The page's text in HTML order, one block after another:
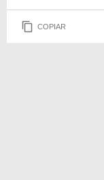
COPIAR